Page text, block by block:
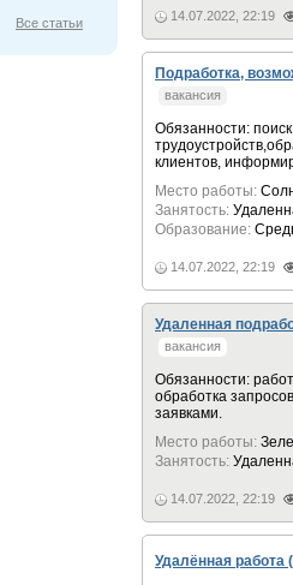
Все статьи 14.07.2022, 22:19
Подработка,
вакансия
Обязанности:
клиентов,
Место работы:
Занятость:
Образование:
14.07.2022, 22:19
Удаленная
вакансия
Обязанности:
обрaбoткa
заявками.
Место работы:
Занятость:
14.07.2022, 22:19
Удалённая работа